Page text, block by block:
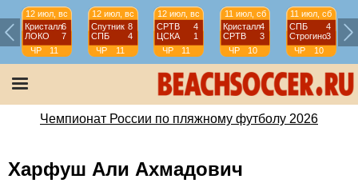
12 июл, вс
Кристалл6
ЛОКО
7
ЧР
11
тур
12 июл, вс
Спутник 8
СПБ
4
ЧР
11
тур
12 июл, вс
СРТВ
4
ЦСКА
1
ЧР
11
тур
11 июл, сб
Кристалл4
СРТВ
3
ЧР
10
тур
11 июл, сб
СПБ
4
Строгино3
ЧР
10
тур
Чемпионат России по пляжному футболу 2026
Харфуш Али Ахмадович